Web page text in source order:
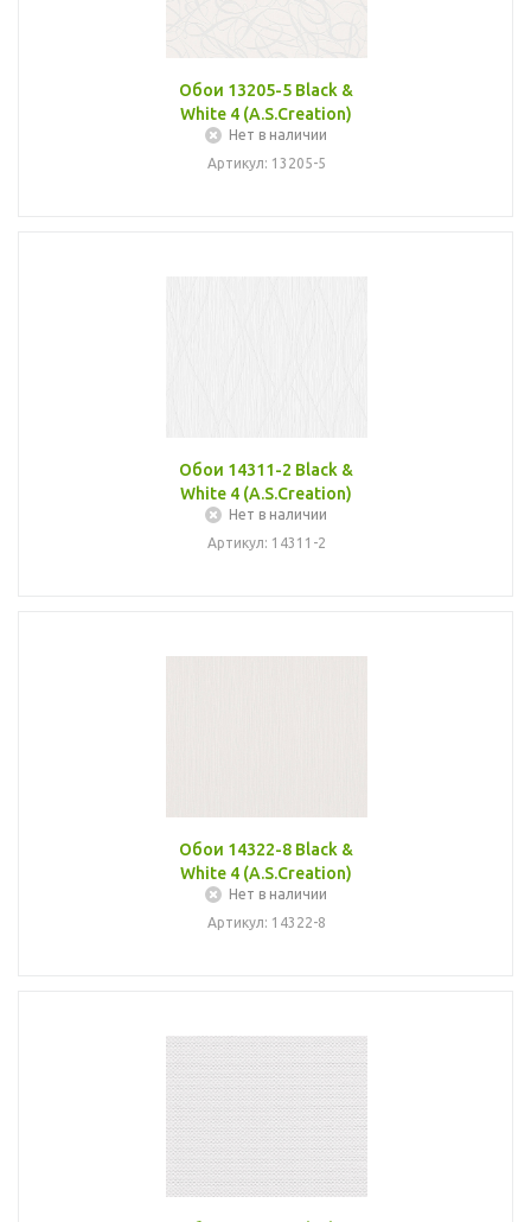
Обои 13205-5 Black &
White 4 (A.S.Creation)
Нет в наличии
Артикул: 13205-5
Обои 14311-2 Black &
White 4 (A.S.Creation)
Нет в наличии
Артикул: 14311-2
Обои 14322-8 Black &
White 4 (A.S.Creation)
Нет в наличии
Артикул: 14322-8